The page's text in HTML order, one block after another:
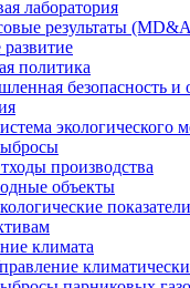
лаборатория
результаты
политика
безопасность и
экологического
производства
объекты
климата